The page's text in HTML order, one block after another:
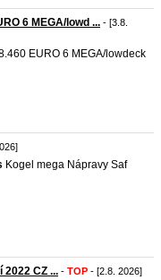
6 MEGA/lowd ... - [3.8.
EURO 6 MEGA/lowdeck
Kogel mega Nápravy Saf
CZ ... - TOP - [2.8. 2026]